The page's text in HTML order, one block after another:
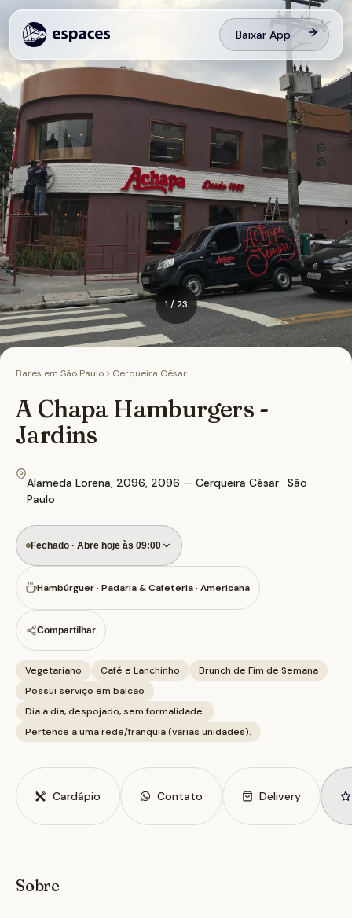
Baixar App
1 /23
Bares em São Paulo Cerqueira César
A Chapa Hamburgers -
Jardins
Alameda Lorena, 2096, 2096 — Cerqueira César · São
Paulo
Fechado · Abre hoje às 09:00
Hambúrguer · Padaria & Cafeteria · Americana
Compartilhar
Vegetariano Café e Lanchinho
Brunch de Fim de Semana
Possui serviço em balcão
Dia a dia, despojado, sem formalidade.
Pertence a uma rede/franquia (varias unidades).
Cardápio Contato Delivery
Sobre